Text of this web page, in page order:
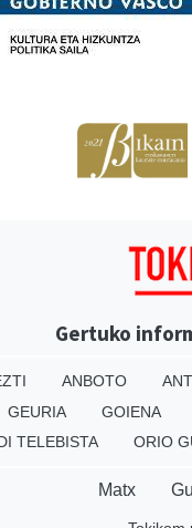
Gertuko
ANBOTO
GEURIA GOIENA
TELEBISTA ORIO
Matx